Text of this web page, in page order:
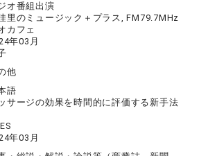
オ番組出演
里のミュージック＋プラス, FM79.7MHz
カフェ
年03月
他
語
サージの効果を時間的に評価する新手法
年03月